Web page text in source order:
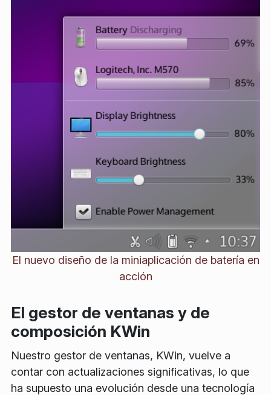
El nuevo diseño de la miniaplicación de batería en
acción
El gestor de ventanas y de
composición KWin
Nuestro gestor de ventanas, KWin, vuelve a
contar con actualizaciones significativas, lo que
ha supuesto una evolución desde una tecnología